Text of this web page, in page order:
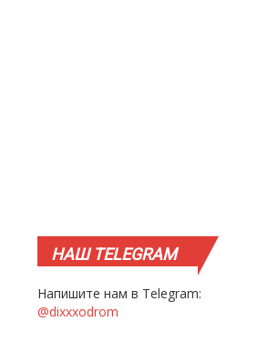
НАШTELEGRAM
Напишите нам в Telegram:
@dixxxodrom